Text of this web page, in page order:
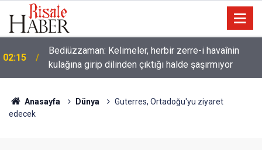
02:15
Bediüzzaman: Kelimeler, herbir zerre-i havaînin
kulağına girip dilinden çıktığı halde şaşırmıyor
Anasayfa Dünya
Guterres, Ortadoğu'yu ziyaret
edecek